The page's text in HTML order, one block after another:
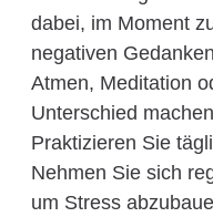
dabei, im Moment
negativen
Atmen, Meditation
Unterschied
Praktizieren Sie
Nehmen Sie sich
um Stress